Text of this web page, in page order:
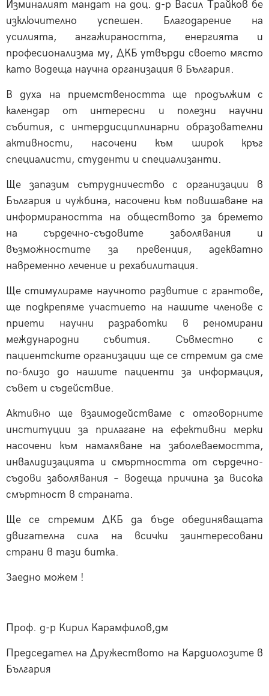
Изминалият мандат на доц. д-р Васил Трайков бе
изключително успешен. Благодарение на
усилията, ангажираността, енергията и
професионализма му, ДКБ утвърди своето място
като водеща научна организация в България.
В духа на приемствеността ще продължим с
календар от интересни и полезни научни
събития, с интердисциплинарни образователни
активности, насочени към широк кръг
специалисти, студенти и специализанти.
Ще запазим сътрудничество с организации в
България и чужбина, насочени към повишаване на
информираността на обществото за бремето
на сърдечно-съдовите заболявания и
възможностите за превенция, адекватно
навременно лечение и рехабилитация.
Ще стимулираме научното развитие с грантове,
ще подкрепяме участието на нашите членове с
приети научни разработки в реномирани
международни събития. Съвместно с
пациентските организации ще се стремим да сме
по-близо до нашите пациенти за информация,
съвет и съдействие.
Активно ще взаимодействаме с отговорните
институции за прилагане на ефективни мерки
насочени към намаляване на заболеваемостта,
инвалидизацията и смъртността от сърдечно-
съдови заболявания – водеща причина за висока
смъртност в страната.
Ще се стремим ДКБ да бъде обединяващата
двигателна сила на всички заинтересовани
страни в тази битка.
Заедно можем !
Проф. д-р Кирил Карамфилов,дм
Председател на Дружеството на Кардиолозите в
България